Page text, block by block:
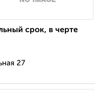
срок, в черте
27